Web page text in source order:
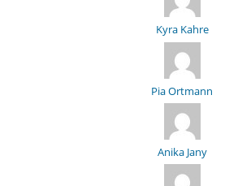
Kyra Kahre
Pia Ortmann
Anika Jany